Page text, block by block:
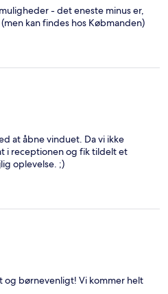
- det eneste minus er,
kan findes hos Købmanden)
at åbne vinduet. Da vi ikke
i receptionen og fik tildelt et
oplevelse. ;)
børnevenligt! Vi kommer helt